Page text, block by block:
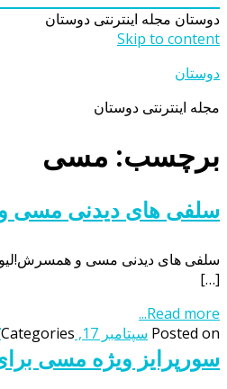
دوستان مجله اینترنتی دوستان
Skip to content
دوستان
مجله اینترنتی دوستان
برچسب: مسی
سلفی های دیدنی
سلفی های دیدنی مسی و
[…]
Read more...
Posted on سپتامبر 17, 2017 Categories
سورپرایز ویژه مسی